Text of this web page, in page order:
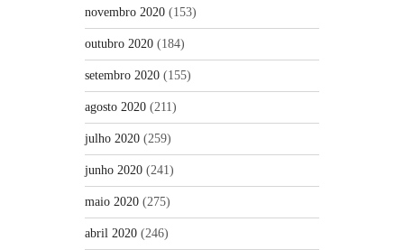
novembro 2020 (153)
outubro 2020 (184)
setembro 2020 (155)
agosto 2020 (211)
julho 2020 (259)
junho 2020 (241)
maio 2020 (275)
abril 2020 (246)